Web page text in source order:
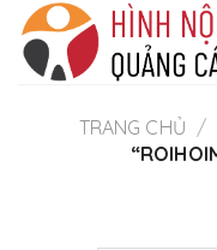
Skip
content
TRANG CHỦ /